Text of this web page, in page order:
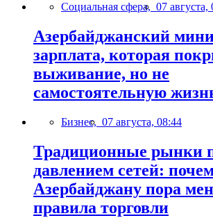
Социальная сфера, 07 августа,
Азербайджанский
зарплата, которая
выживание, но не
самостоятельную
Бизнес, 07 августа, 08:44
Традиционные рынки
давлением сетей:
Азербайджану пора
правила торговли